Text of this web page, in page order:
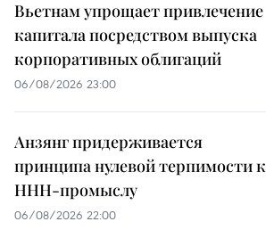
Вьетнам упрощает привлечение
капитала посредством выпуска
корпоративных облигаций
06/08/2026 23:00
Анзянг придерживается
принципа нулевой терпимости к
ННН-промыслу
06/08/2026 22:00